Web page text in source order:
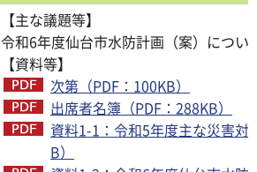
【主な議題等】
令和6年度仙台市水防計画（案）につい
【資料等】
次第（PDF：100KB）
出席者名簿（PDF：288KB）
資料1-1：令和5年度主な災害対
B）